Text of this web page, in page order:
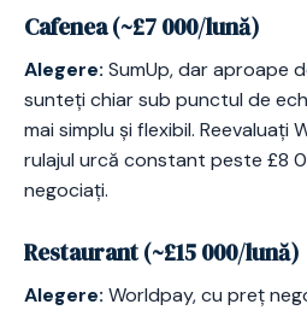
Cafenea (~£7 000/lună)
Alegere: SumUp, dar aproape
sunteți chiar sub punctul de
mai simplu și flexibil. Reevaluați
rulajul urcă constant peste £8
negociați.
Restaurant (~£15 000/lună)
Alegere: Worldpay, cu preț